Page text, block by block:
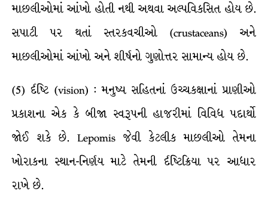
માછલીઓમાં આંખો હોતી નથી અથવા અલ્પવિકસિત હોય છે.
સપાટી પર થતાં સ્તરકવચીઓ (crustaceans) અને
માછલીઓમાં આંખો અને શીર્ષનો ગુણોત્તર સામાન્ય હોય છે.
(5) ર્દષ્ટિ (vision) : મનુષ્ય સહિતનાં ઉચ્ચકક્ષાનાં પ્રાણીઓ
પ્રકાશના એક કે બીજા સ્વરૂપની હાજરીમાં વિવિધ પદાર્થો
જોઈ શકે છે. Lepomis જેવી કેટલીક માછલીઓ તેમના
ખોરાકના સ્થાન-નિર્ણય માટે તેમની ર્દષ્ટિક્રિયા પર આધાર
રાખે છે.